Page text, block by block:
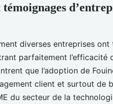
diverses entreprises
parfaitement
que l’adoption de
client et surtout
du secteur de la